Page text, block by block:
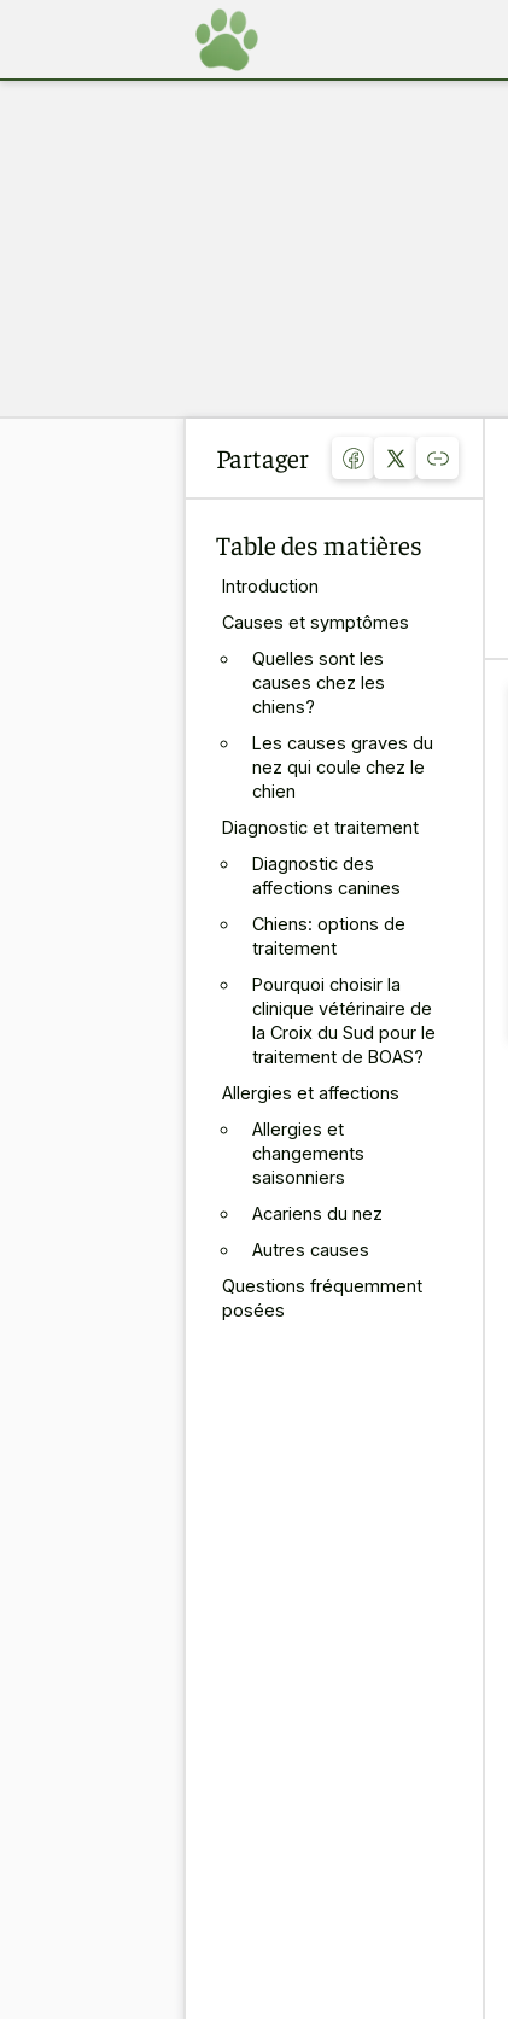
Partager
Table des matières
Introduction
Causes et symptômes
Quelles sont les
causes chez les
chiens?
Les causes graves du
nez qui coule chez le
chien
Diagnostic et traitement
Diagnostic des
affections canines
Chiens: options de
traitement
Pourquoi choisir la
clinique vétérinaire de
la Croix du Sud pour le
traitement de BOAS?
Allergies et affections
Allergies et
changements
saisonniers
Acariens du nez
Autres causes
Questions fréquemment
posées